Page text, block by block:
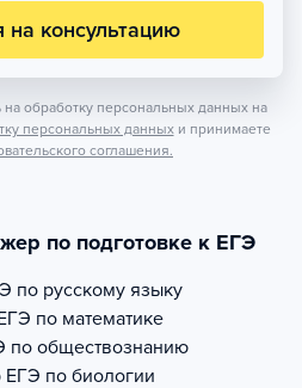
на консультацию
обработку персональных данных на
персональных данных и принимаете
соглашения.
по подготовке к ЕГЭ
по русскому языку
по математике
по обществознанию
ЕГЭ по биологии